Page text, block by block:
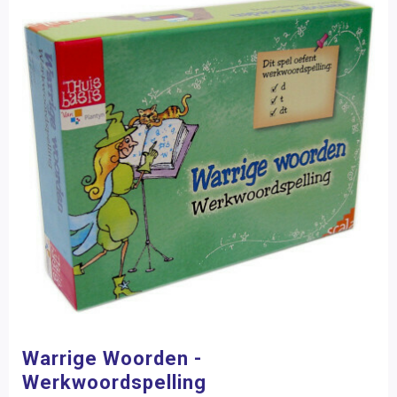
Warrige Woorden -
Werkwoordspelling